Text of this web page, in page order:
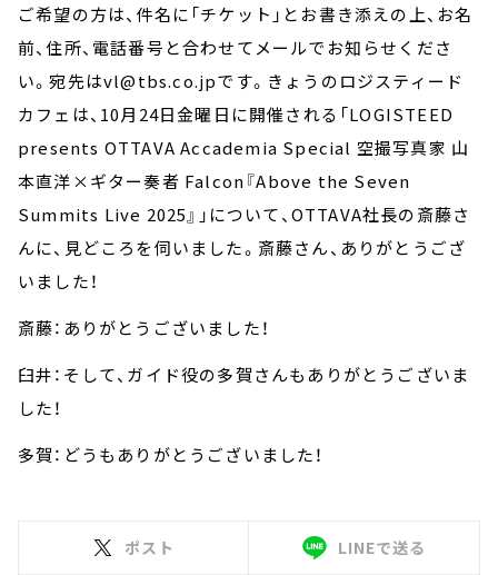
ご希望の方は、件名に「チケット」とお書き添えの上、お名
前、住所、電話番号と合わせてメールでお知らせくださ
い。宛先はvl@tbs.co.jpです。きょうのロジスティード
カフェは、10月24日金曜日に開催される「LOGISTEED
presents OTTAVA Accademia Special 空撮写真家 山
本直洋×ギター奏者 Falcon『Above the Seven
Summits Live 2025』」について、OTTAVA社長の斎藤さ
んに、見どころを伺いました。斎藤さん、ありがとうござ
いました！
斎藤：ありがとうございました！
臼井：そして、ガイド役の多賀さんもありがとうございま
した！
多賀：どうもありがとうございました！
ポスト LINEで送る